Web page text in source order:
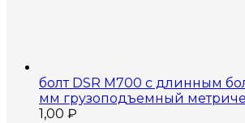
болт DSR M700 с длинным
мм грузоподъемный
1,00 ₽